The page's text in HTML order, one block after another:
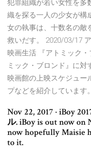
犯罪組織が若い女性を多
織を探る一人の少女が構
女の執事は、十数名の敵
救いだす。 2020/03/17
映画生活 『アトミック
ミック・ブロンド』に対
映画館の上映スケジュー
プなどを紹介しています
Nov 22, 2017 · iBoy
ル. iBoy is out now
now hopefully Maisie
to it.